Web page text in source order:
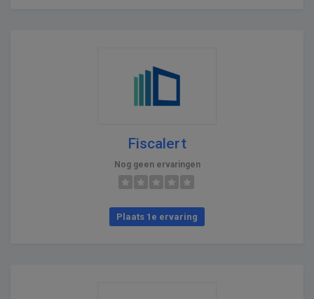
Fiscalert
Nog geen ervaringen
Plaats 1e ervaring